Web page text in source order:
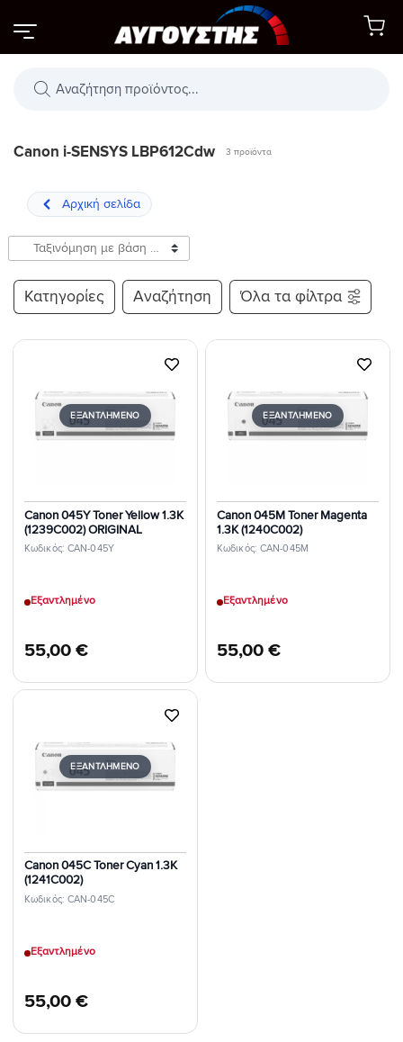
στο
περιεχόμενο
Αναζήτηση
Canon i-SENSYS LBP612Cdw 3 προϊόντα
Κατηγορίες Αναζήτηση Όλα τα φίλτρα
στη Λίστα
Επιθυμιών
ΕΞΑΝΤΛΗΜΈΝΟ
Κωδικός: CAN-045Y
Canon 045Y Toner Yellow 1.3K
(1239C002) ORIGINAL
55,00 €
Εξαντλημένο
στη Λίστα
Επιθυμιών
ΕΞΑΝΤΛΗΜΈΝΟ
Κωδικός: CAN-045M
Canon 045M Toner Magenta
1.3K (1240C002)
55,00 €
Εξαντλημένο
στη Λίστα
Επιθυμιών
ΕΞΑΝΤΛΗΜΈΝΟ
Κωδικός: CAN-045C
Canon 045C Toner Cyan 1.3K
(1241C002)
55,00 €
Εξαντλημένο